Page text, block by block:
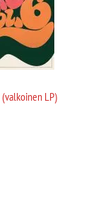
(valkoinen LP)